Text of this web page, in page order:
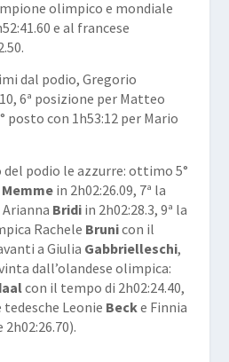
olimpico e mondiale
e al francese
dal podio, Gregorio
6ª posizione per Matteo
posto con 1h53:12 per Mario
del podio le azzurre: ottimo 5°
Memmein 2h02:26.09, 7ª la
Bridiin 2h02:28.3, 9ª la
Rachele Brunicon il
a Giulia Gabbrielleschi,
dall’olandese olimpica:
con il tempo di 2h02:24.40,
Leonie Becke Finnia
2h02:26.70).